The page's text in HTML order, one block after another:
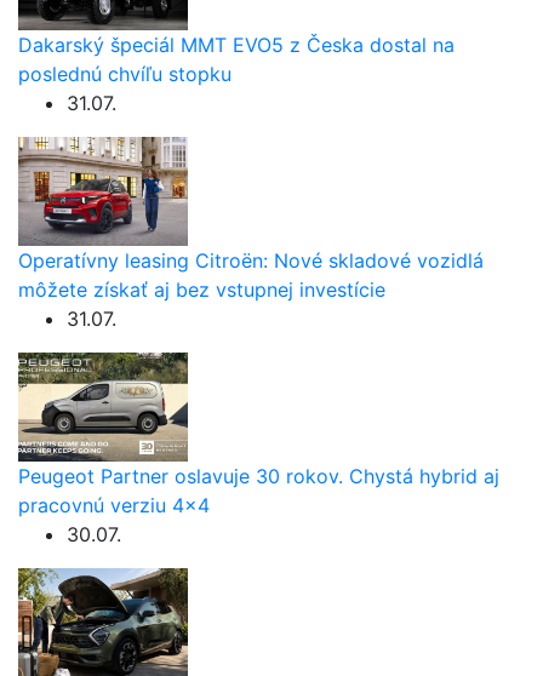
Dakarský špeciál MMT EVO5 z Česka dostal na
poslednú chvíľu stopku
31.07.
Operatívny leasing Citroën: Nové skladové vozidlá
môžete získať aj bez vstupnej investície
31.07.
Peugeot Partner oslavuje 30 rokov. Chystá hybrid aj
pracovnú verziu 4×4
30.07.